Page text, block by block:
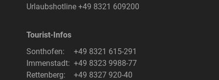
Urlaubshotline +49 8321 609200
Tourist-Infos
Sonthofen:
+49 8321 615-291
Immenstadt: +49 8323 9988-77
Rettenberg:
+49 8327 920-40